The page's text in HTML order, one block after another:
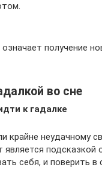
получение
во сне
к гадалке
крайне неудачному
подсказкой
себя, и поверить в